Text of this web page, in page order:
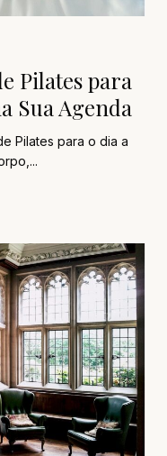
Pilates para
Sua Agenda
Pilates para o dia a